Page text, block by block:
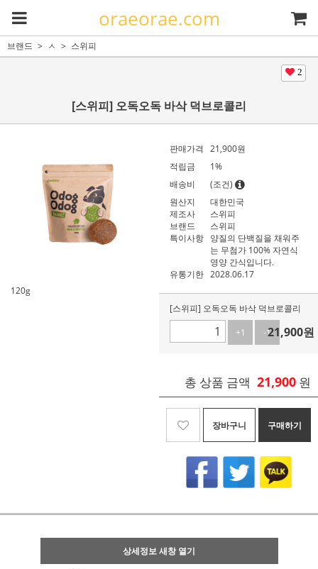
oraeorae.com
브랜드 ㅅ 스위피
2
[스위피] 오독오독 바삭 덕브로콜리
120g
판매가격 21,900원
적립금
1%
배송비
(조건)
원산지
대한민국
제조사
스위피
브랜드
스위피
특이사항 양질의 단백질을 채워주
는 무첨가 100% 자연식
영양 간식입니다.
유통기한 2028.06.17
[스위피] 오독오독 바삭 덕브로콜리
+1
-121,900원
총 상품 금액 21,900 원
장바구니 구매하기
상세정보 새창 열기